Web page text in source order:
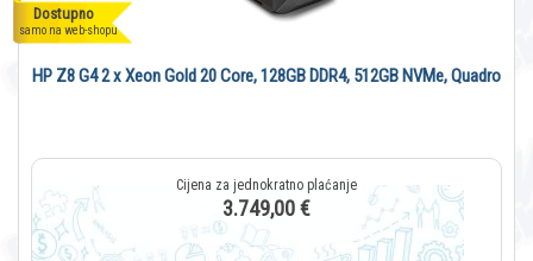
Dostupno
samo na web-shopu
HP Z8 G4 2 x Xeon Gold 20 Core, 128GB DDR4, 512GB NVMe, Quadro
3.749,00 €